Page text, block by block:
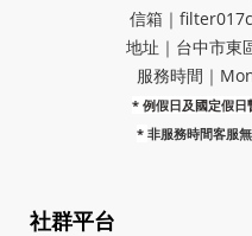
信箱｜
地址｜​台中市東
服務時間｜
* 例假日及國定假日
* 非服務時間客服
社群平台